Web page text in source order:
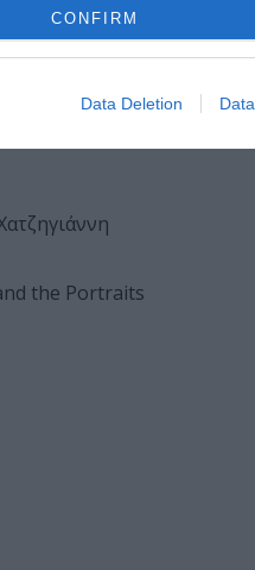
CONFIRM
Data Deletion
the Portraits